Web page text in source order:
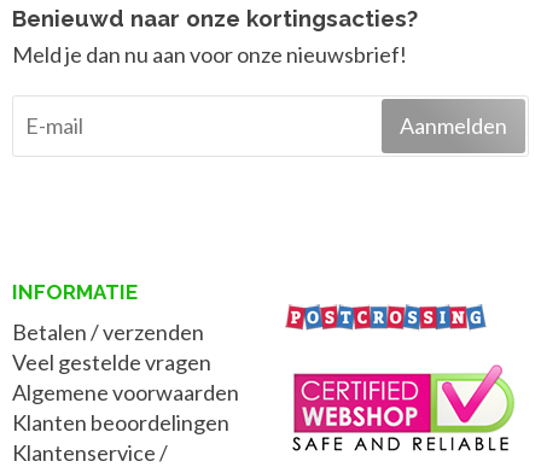
Benieuwd naar onze kortingsacties?
Meld je dan nu aan voor onze nieuwsbrief!
Aanmelden
INFORMATIE
Betalen / verzenden
Veel gestelde vragen
Algemene voorwaarden
Klanten beoordelingen
Klantenservice /